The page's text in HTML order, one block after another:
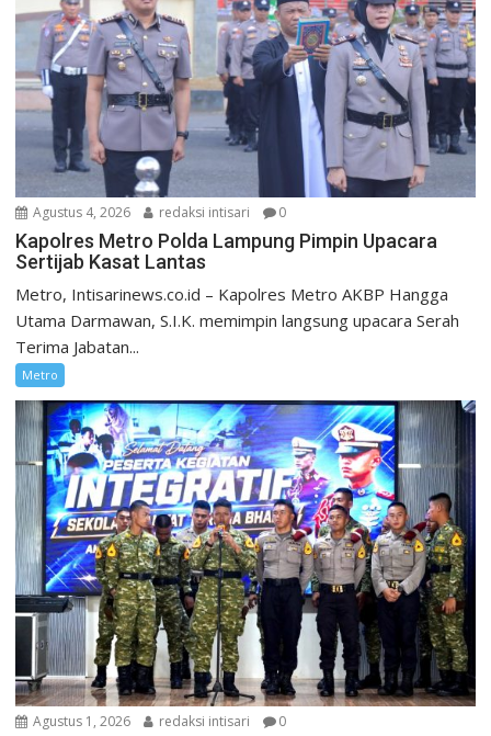
Agustus 4, 2026 redaksi intisari 0
Kapolres Metro Polda Lampung Pimpin Upacara
Sertijab Kasat Lantas
Metro, Intisarinews.co.id – Kapolres Metro AKBP Hangga
Utama Darmawan, S.I.K. memimpin langsung upacara Serah
Terima Jabatan...
Metro
Agustus 1, 2026 redaksi intisari 0